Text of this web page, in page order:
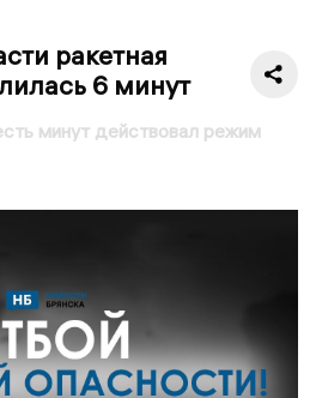
ракетная
6 минут
минут действовал режим